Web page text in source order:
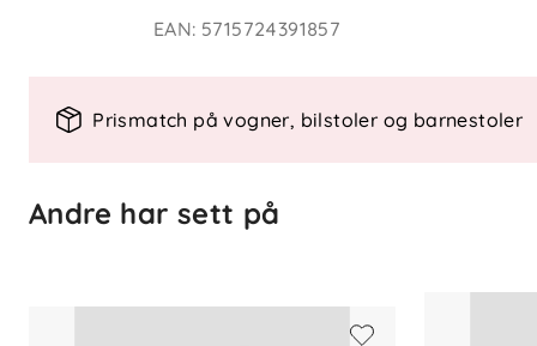
EAN: 5715724391857
Prismatch på vogner, bilstoler og barnestoler
Andre har sett på